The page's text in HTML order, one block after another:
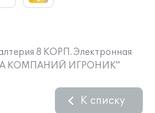
8 КОРП. Электронная
КОМПАНИЙ ИГРОНИК"
К списку